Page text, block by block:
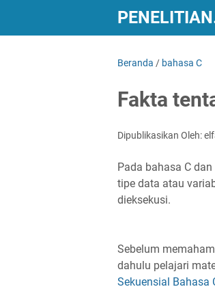
Beranda / bahasa C
Fakta
Dipublikasikan Oleh:
Pada bahasa C
tipe data atau
dieksekusi.
Sebelum
dahulu pelajari
Sekuensial Bahasa